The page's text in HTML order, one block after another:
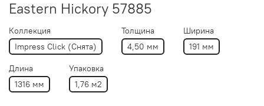
Eastern Hickory 57885
Коллекция
Impress Click (Снята)
Толщина
4,50 мм
Ширина
191 мм
Длина
1316 мм
Упаковка
1,76 м2